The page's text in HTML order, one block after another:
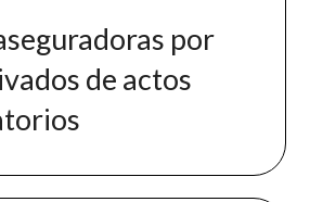
por
de actos